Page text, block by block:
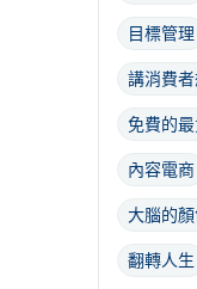
目標管理
講消費
免費的
內容電商
大腦的
翻轉人生